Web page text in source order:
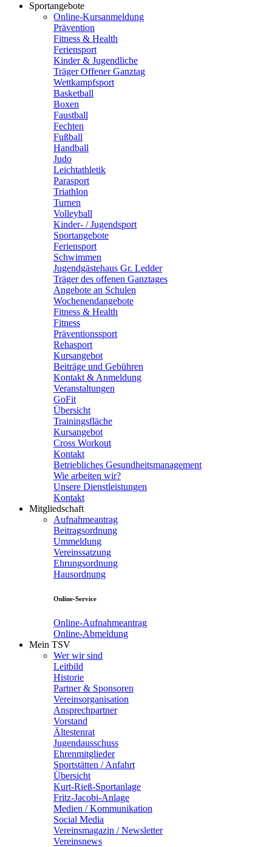
Sportangebote
Online-Kursanmeldung
Prävention
Fitness & Health
Feriensport
Kinder & Jugendliche
Träger Offener Ganztag
Wettkampfsport
Basketball
Boxen
Faustball
Fechten
Fußball
Handball
Judo
Leichtathletik
Parasport
Triathlon
Turnen
Volleyball
Kinder- / Jugendsport
Sportangebote
Feriensport
Schwimmen
Jugendgästehaus Gr. Ledder
Träger des offenen Ganztages
Angebote an Schulen
Wochenendangebote
Fitness & Health
Fitness
Präventionssport
Rehasport
Kursangebot
Beiträge und Gebühren
Kontakt & Anmeldung
Veranstaltungen
GoFit
Übersicht
Trainingsfläche
Kursangebot
Cross Workout
Kontakt
Betriebliches Gesundheitsmanagement
Wie arbeiten wir?
Unsere Dienstleistungen
Kontakt
Mitgliedschaft
Aufnahmeantrag
Beitragsordnung
Ummeldung
Vereinssatzung
Ehrungsordnung
Hausordnung
Online-Service
Online-Aufnahmeantrag
Online-Abmeldung
Mein TSV
Wer wir sind
Leitbild
Historie
Partner & Sponsoren
Vereinsorganisation
Ansprechpartner
Vorstand
Ältestenrat
Jugendausschuss
Ehrenmitglieder
Sportstätten / Anfahrt
Übersicht
Kurt-Rieß-Sportanlage
Fritz-Jacobi-Anlage
Medien / Kommunikation
Social Media
Vereinsmagazin / Newsletter
Vereinsnews